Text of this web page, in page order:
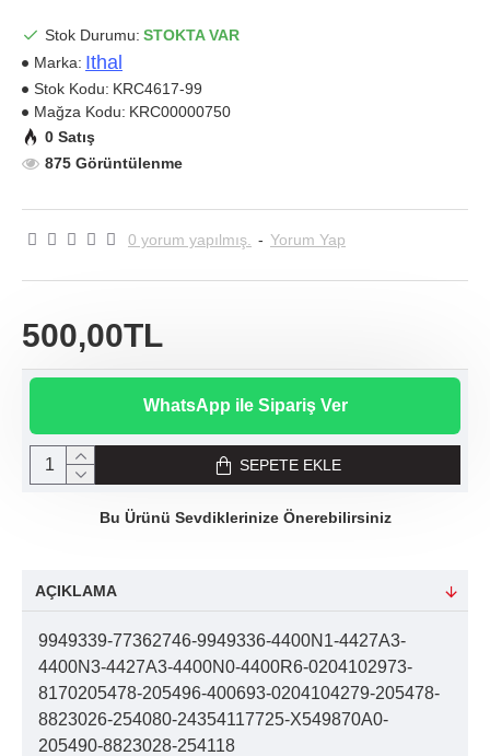
Stok Durumu: STOKTA VAR
Marka: Ithal
Stok Kodu: KRC4617-99
Mağza Kodu: KRC00000750
0 Satış
875 Görüntülenme
0 yorum yapılmış. - Yorum Yap
500,00TL
WhatsApp ile Sipariş Ver
SEPETE EKLE
Bu Ürünü Sevdiklerinize Önerebilirsiniz
AÇIKLAMA
9949339-77362746-9949336-4400N1-4427A3-
4400N3-4427A3-4400N0-4400R6-0204102973-
8170205478-205496-400693-0204104279-205478-
8823026-254080-24354117725-X549870A0-
205490-8823028-254118